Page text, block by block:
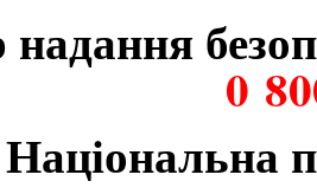
0
Національна